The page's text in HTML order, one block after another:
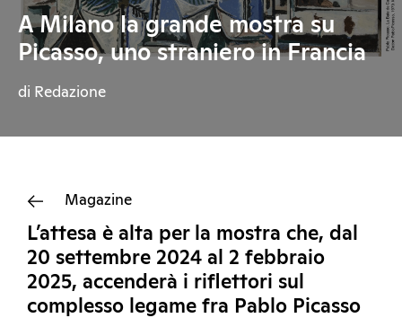
A Milano la grande mostra su
Picasso, uno straniero in Francia
di Redazione
Magazine
L’attesa è alta per la mostra che, dal
20 settembre 2024 al 2 febbraio
2025, accenderà i riflettori sul
complesso legame fra Pablo Picasso